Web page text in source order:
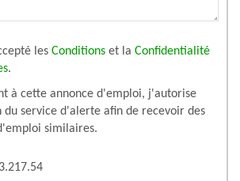
les Conditions et la Confidentialité
.
à cette annonce d'emploi, j'autorise
du service d'alerte afin de recevoir des
similaires.